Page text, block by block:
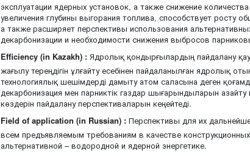
эксплуатации ядерных установок, а также снижение
увеличения глубины выгорания топлива, способствует росту
а также расширяет перспективы использования
декарбонизации и необходимости снижения выбросов
Efficiency (in Kazakh) : Ядролық қондырғылардың пайдалану
жағылу тереңдігін ұлғайту есебінен пайдаланылған ядролық
технологиялық шешімдерді дамыту атом саласына деген
декарбонизация мен парниктік газдар шығарындыларын азайту
көздерін пайдалану перспективаларын кеңейтеді.
Field of application (in Russian) : Перспективы для их
всем предъявляемым требованиям в качестве
альтернативной – водородной и ядерной энергетике.